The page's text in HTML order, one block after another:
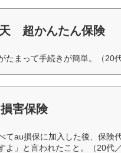
超かんたん保険
たまって手続きが簡単。（20
害保険
てau損保に加入した後、保険
よ」と言われたこと。（20代／